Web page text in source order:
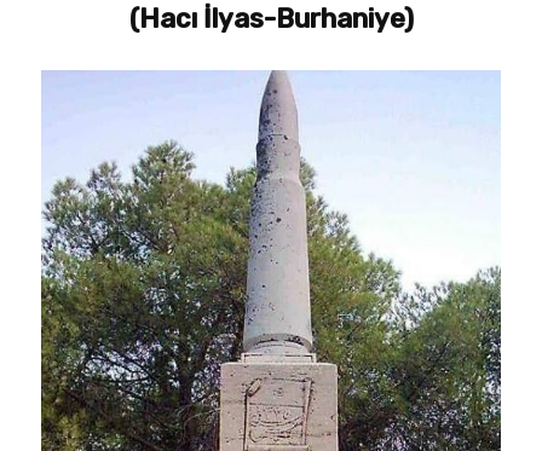
(Hacı İlyas-Burhaniye)